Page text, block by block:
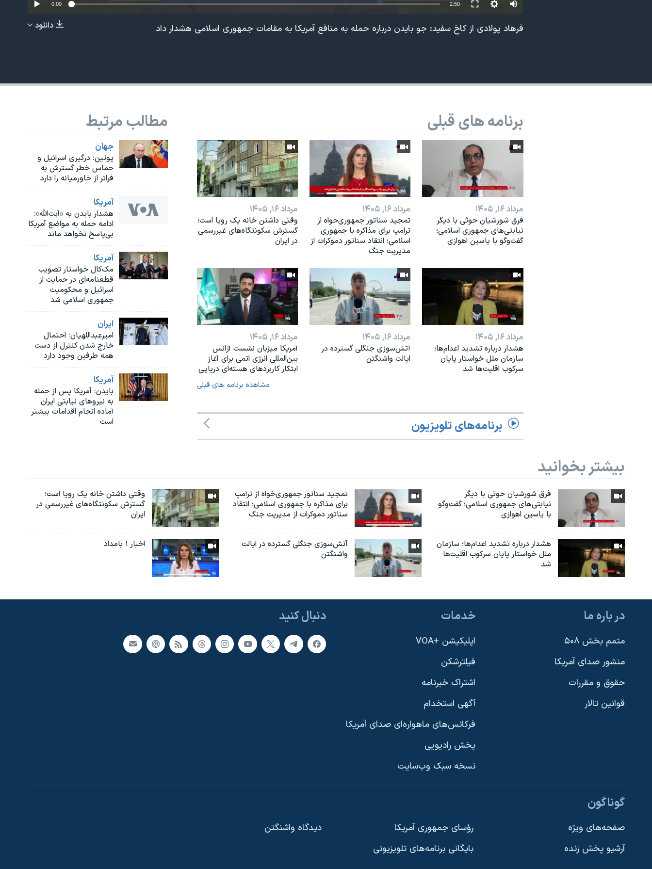
دنبال کنید
زبانهای مختلف
EMBED
0:00 2:50
دانلود فرهاد پولادی از کاخ سفید: جو بایدن درباره حمله به منافع آمریکا به مقامات جمهوری اسلامی هشدار داد
مطالب مرتبط
جهان
پوتین: درگیری اسرائیل و
حماس خطر گسترش به
فراتر از خاورمیانه را دارد
آمريکا
هشدار بایدن به «آیت‌الله»:
ادامه حمله به مواضع آمریکا
بی‌پاسخ نخواهد ماند
آمريکا
مک‌کال خواستار تصویب
قطعنامه‌ای در حمایت از
اسرائیل و محکومیت
جمهوری اسلامی شد
ايران
امیرعبداللهیان: احتمال
خارج شدن کنترل از دست
همه طرفین وجود دارد
آمريکا
بایدن: آمریکا پس از حمله
به نیروهای نیابتی ایران
آماده انجام اقدامات بیشتر
است
برنامه های قبلی
مرداد ۱۶, ۱۴۰۵
فرق شورشیان حوثی با دیگر
نیابتی‌های جمهوری اسلامی؛
گفت‌وگو با یاسین اهوازی
مرداد ۱۶, ۱۴۰۵
تمجید سناتور جمهوری‌خواه از
ترامپ برای مذاکره با جمهوری
اسلامی؛ انتقاد سناتور دموکرات از
مدیریت جنگ
مرداد ۱۶, ۱۴۰۵
وقتی داشتن خانه یک رویا است؛
گسترش سکونتگاه‌های غیررسمی
در ایران
مرداد ۱۶, ۱۴۰۵
هشدار درباره تشدید اعدام‌ها؛
سازمان ملل خواستار پایان
سرکوب اقلیت‌ها شد
مرداد ۱۶, ۱۴۰۵
آتش‌سوزی جنگلی گسترده در
ایالت واشنگتن
مرداد ۱۶, ۱۴۰۵
آمریکا میزبان نشست آژانس
بین‌المللی انرژی اتمی برای آغاز
ابتکار کاربردهای هسته‌ای دریایی
مشاهده برنامه های قبلی
برنامه‌های تلویزیون
بیشتر بخوانید
فرق شورشیان حوثی با دیگر
نیابتی‌های جمهوری اسلامی؛ گفت‌وگو
با یاسین اهوازی
تمجید سناتور جمهوری‌خواه از ترامپ
برای مذاکره با جمهوری اسلامی؛ انتقاد
سناتور دموکرات از مدیریت جنگ
وقتی داشتن خانه یک رویا است؛
گسترش سکونتگاه‌های غیررسمی در
ایران
هشدار درباره تشدید اعدام‌ها؛ سازمان
ملل خواستار پایان سرکوب اقلیت‌ها
شد
آتش‌سوزی جنگلی گسترده در ایالت
واشنگتن
اخبار ۱ بامداد
دنبال کنید در باره ما
متمم بخش ۵۰۸
منشور صدای آمریکا
حقوق و مقررات
قوانین تالار
خدمات
اپلیکیشن +VOA
فیلترشکن
اشتراک خبرنامه
آگهی استخدام
فرکانس‌های ماهواره‌ای صدای آمریکا
پخش رادیویی
نسخه سبک وب‌سایت
گوناگون
صفحه‌های ویژه
آرشیو پخش زنده
رؤسای جمهوری آمریکا
بایگانی برنامه‌های تلویزیونی
دیدگاه‌ واشنگتن